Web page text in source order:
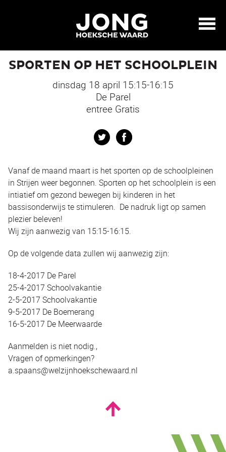
SPORTEN OP HET SCHOOLPLEIN
dinsdag 18 april 15:15-16:15
De Parel
entree Gratis
Twitter
Vanaf de maand maart is het sporten op de schoolpleinen
in Strijen weer begonnen. Sporten op het schoolplein is een
intiatief om gezond bewegen bij kinderen in het
bassisonderwijs te stimuleren. De nadruk ligt op samen
plezier beleven!
Wij zijn aanwezig van 15:15-16:15.
Op de volgende data zullen wij aanwezig zijn:
18-4-2017 De Parel
25-4-2017 Schoolvakantie
2-5-2017 Schoolvakantie
9-5-2017 De Boemerang
16-5-2017 De Meerwaarde
Aanmelden is niet nodig.,
Vragen of opmerkingen?
a.spaans@welzijnhoekschewaard.nl